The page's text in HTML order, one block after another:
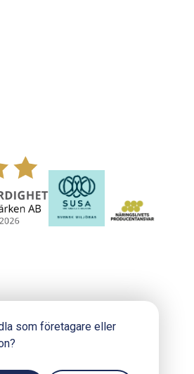
som företagare eller